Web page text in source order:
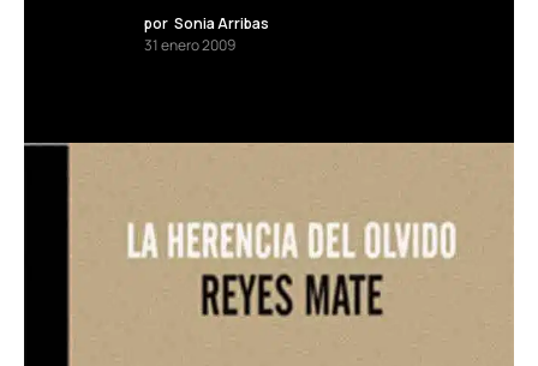
por Sonia Arribas
31 enero 2009